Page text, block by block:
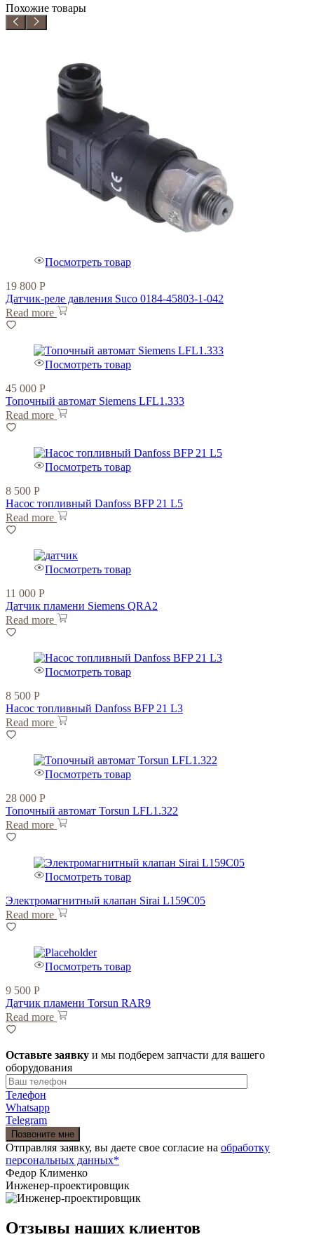
Похожие товары
Посмотреть товар
19 800 Р
Датчик-реле давления Suco 0184-45803-1-042
Read more
Посмотреть товар
45 000 Р
Топочный автомат Siemens LFL1.333
Read more
Посмотреть товар
8 500 Р
Насос топливный Danfoss BFP 21 L5
Read more
Посмотреть товар
11 000 Р
Датчик пламени Siemens QRA2
Read more
Посмотреть товар
8 500 Р
Насос топливный Danfoss BFP 21 L3
Read more
Посмотреть товар
28 000 Р
Топочный автомат Torsun LFL1.322
Read more
Посмотреть товар
Электромагнитный клапан Sirai L159C05
Read more
Посмотреть товар
9 500 Р
Датчик пламени Torsun RAR9
Read more
Оставьте заявку и мы подберем запчасти для вашего
оборудования
Телефон
Whatsapp
Telegram
Отправляя заявку, вы даете свое согласие на обработку
персональных данных*
Федор Клименко
Инженер-проектировщик
Отзывы наших клиентов